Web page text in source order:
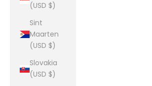
(USD $)
Sint
Maarten
(USD $)
Slovakia
(USD $)